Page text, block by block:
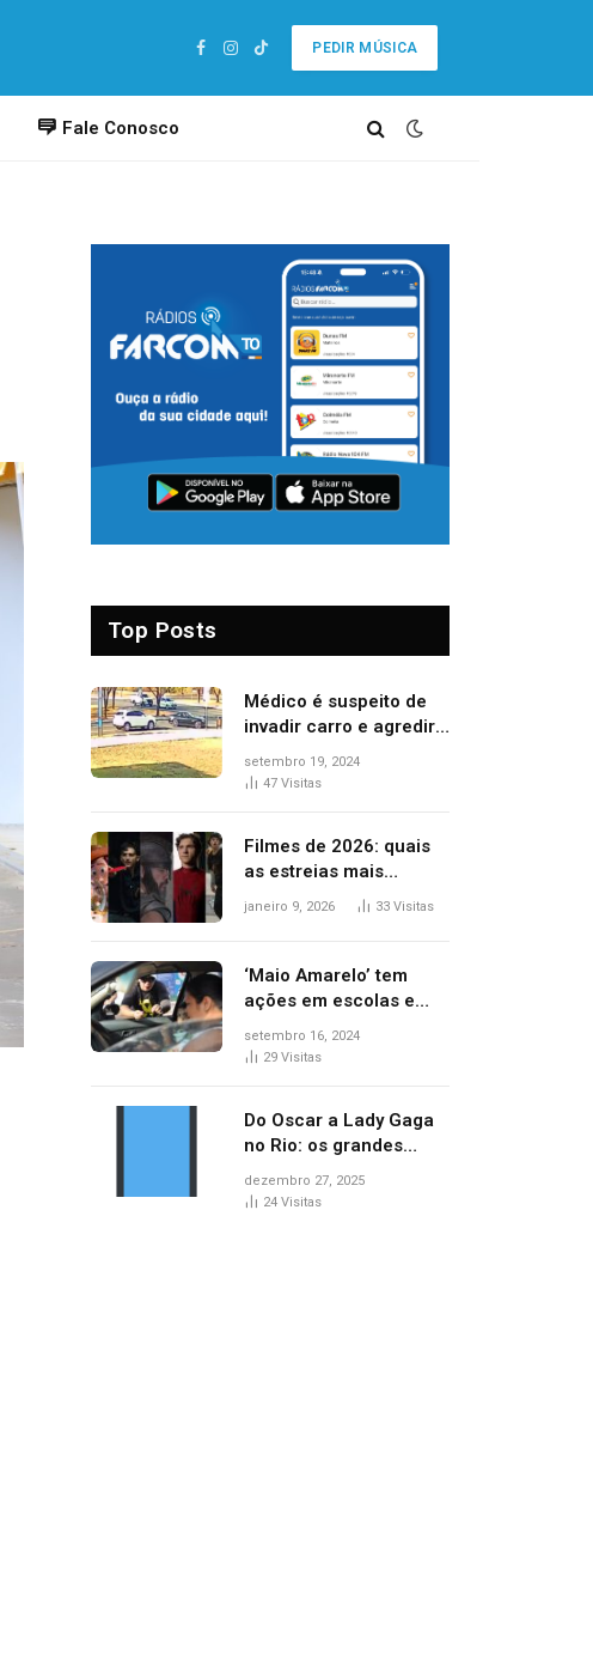
Facebook
Instagram
TikTok
PEDIR MÚSICA
Fale Conosco
Top Posts
Médico é suspeito de
invadir carro e agredir
delegado aposentado
durante confusão no
setembro 19, 2024
47 Visitas
Filmes de 2026: quais
as estreias mais
aguardadas do ano?
janeiro 9, 2026 33 Visitas
‘Maio Amarelo’ tem
ações em escolas e
ruas para prevenir
acidentes no trânsito
setembro 16, 2024
29 Visitas
Do Oscar a Lady Gaga
no Rio: os grandes
marcos da cultura em
2025
dezembro 27, 2025
24 Visitas